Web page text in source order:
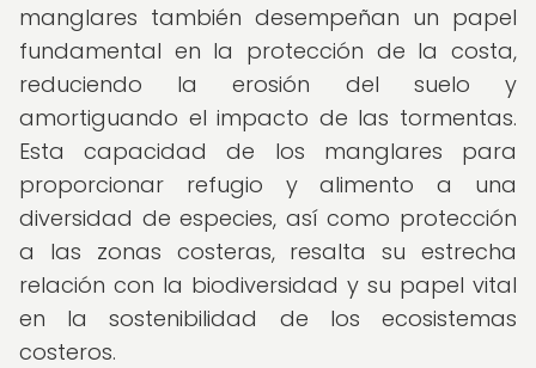
manglares también desempeñan un papel
fundamental en la protección de la costa,
reduciendo la erosión del suelo y
amortiguando el impacto de las tormentas.
Esta capacidad de los manglares para
proporcionar refugio y alimento a una
diversidad de especies, así como protección
a las zonas costeras, resalta su estrecha
relación con la biodiversidad y su papel vital
en la sostenibilidad de los ecosistemas
costeros.